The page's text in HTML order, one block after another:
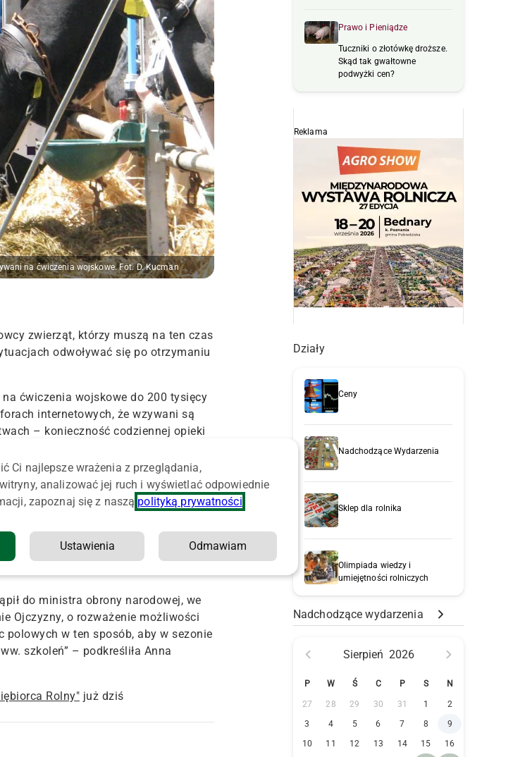
na ćwiczenia wojskowe. Fot. D. Kucman
zwierząt, którzy muszą na ten czas
odwoływać się po otrzymaniu
ćwiczenia wojskowe do 200 tysięcy
internetowych, że wzywani są
– konieczność codziennej opieki
czasie itp. – nie idzie w parze z
„w kamaszach”.
złożyła wniosek, by zwłaszcza w
wojskowego o powołaniu osoby
się do szefa Wojskowego
do ministra obrony narodowej, we
Ojczyzny, o rozważenie możliwości
w ten sposób, aby w sezonie
szkoleń” – podkreśliła Anna
Rolny" już dziś
Prawo i Pieniądze
Tuczniki o złotówkę droższe.
Skąd tak gwałtowne
podwyżki cen?
Reklama
Działy
Ceny
Nadchodzące Wydarzenia
Sklep dla rolnika
Olimpiada wiedzy i
umiejętności rolniczych
Nadchodzące wydarzenia
Sierpień 2026
P W Ś C P S N
27 28 29 30 31 1
2
3
4 5 6 7 8
9
10
11 12 13 14 15
16
Ci najlepsze wrażenia z przeglądania,
analizować jej ruch i wyświetlać odpowiednie
zapoznaj się z naszą polityką prywatności
Ustawienia Odmawiam